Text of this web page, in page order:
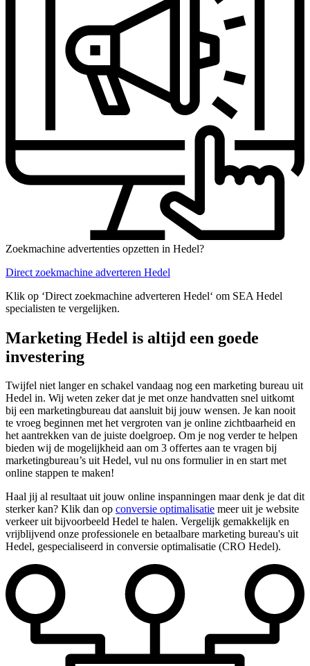
Zoekmachine advertenties opzetten in Hedel?
Direct zoekmachine adverteren Hedel
Klik op ‘Direct zoekmachine adverteren Hedel‘ om SEA Hedel
specialisten te vergelijken.
Marketing Hedel is altijd een goede
investering
Twijfel niet langer en schakel vandaag nog een marketing bureau uit
Hedel in. Wij weten zeker dat je met onze handvatten snel uitkomt
bij een marketingbureau dat aansluit bij jouw wensen. Je kan nooit
te vroeg beginnen met het vergroten van je online zichtbaarheid en
het aantrekken van de juiste doelgroep. Om je nog verder te helpen
bieden wij de mogelijkheid aan om 3 offertes aan te vragen bij
marketingbureau’s uit Hedel, vul nu ons formulier in en start met
online stappen te maken!
Haal jij al resultaat uit jouw online inspanningen maar denk je dat dit
sterker kan? Klik dan op conversie optimalisatie meer uit je website
verkeer uit bijvoorbeeld Hedel te halen. Vergelijk gemakkelijk en
vrijblijvend onze professionele en betaalbare marketing bureau's uit
Hedel, gespecialiseerd in conversie optimalisatie (CRO Hedel).